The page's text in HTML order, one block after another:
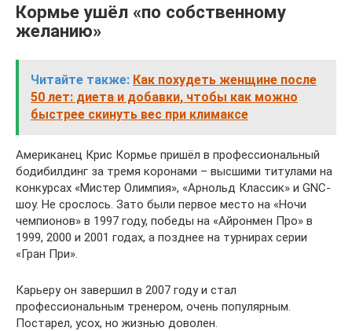
Кормье ушёл «по собственному
желанию»
Читайте также: Как похудеть женщине после
50 лет: диета и добавки, чтобы как можно
быстрее скинуть вес при климаксе
Американец Крис Кормье пришёл в профессиональный
бодибилдинг за тремя коронами – высшими титулами на
конкурсах «Мистер Олимпия», «Арнольд Классик» и GNC-
шоу. Не срослось. Зато были первое место на «Ночи
чемпионов» в 1997 году, победы на «Айронмен Про» в
1999, 2000 и 2001 годах, а позднее на турнирах серии
«Гран При».
Карьеру он завершил в 2007 году и стал
профессиональным тренером, очень популярным.
Постарел, усох, но жизнью доволен.